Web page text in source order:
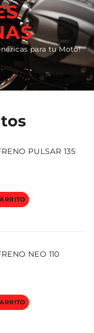
para tu Moto!
PULSAR 135
NEO 110